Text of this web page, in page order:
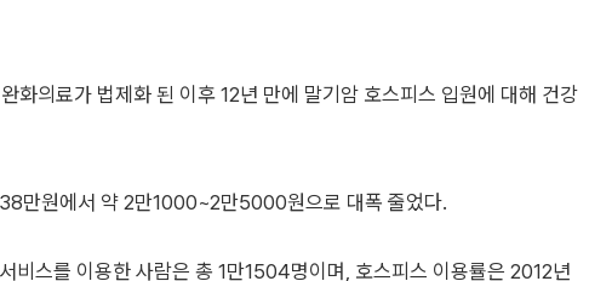
화의료가 법제화 된 이후 12년 만에 말기암 호스피스 입원에 대해 건강
만원에서 약 2만1000~2만5000원으로 대폭 줄었다.
비스를 이용한 사람은 총 1만1504명이며, 호스피스 이용률은 2012년